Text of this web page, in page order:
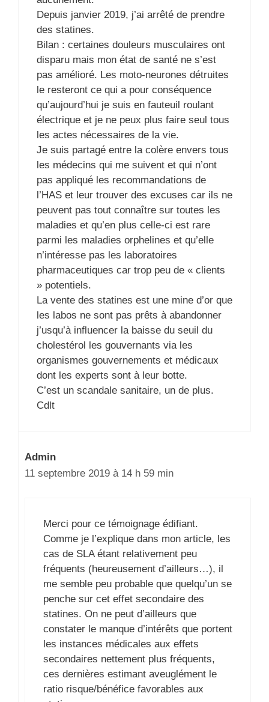
Depuis janvier 2019, j’ai arrêté de prendre
des statines.
Bilan : certaines douleurs musculaires ont
disparu mais mon état de santé ne s’est
pas amélioré. Les moto-neurones détruites
le resteront ce qui a pour conséquence
qu’aujourd’hui je suis en fauteuil roulant
électrique et je ne peux plus faire seul tous
les actes nécessaires de la vie.
Je suis partagé entre la colère envers tous
les médecins qui me suivent et qui n’ont
pas appliqué les recommandations de
l’HAS et leur trouver des excuses car ils ne
peuvent pas tout connaître sur toutes les
maladies et qu’en plus celle-ci est rare
parmi les maladies orphelines et qu’elle
n’intéresse pas les laboratoires
pharmaceutiques car trop peu de « clients
» potentiels.
La vente des statines est une mine d’or que
les labos ne sont pas prêts à abandonner
j’usqu’à influencer la baisse du seuil du
cholestérol les gouvernants via les
organismes gouvernements et médicaux
dont les experts sont à leur botte.
C’est un scandale sanitaire, un de plus.
Cdlt
Admin
11 septembre 2019 à 14 h 59 min
Merci pour ce témoignage édifiant.
Comme je l’explique dans mon article, les
cas de SLA étant relativement peu
fréquents (heureusement d’ailleurs…), il
me semble peu probable que quelqu’un se
penche sur cet effet secondaire des
statines. On ne peut d’ailleurs que
constater le manque d’intérêts que portent
les instances médicales aux effets
secondaires nettement plus fréquents,
ces dernières estimant aveuglément le
ratio risque/bénéfice favorables aux